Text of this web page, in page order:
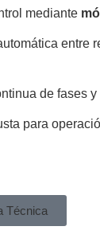
mediante
entre
de fases y
para
Técnica